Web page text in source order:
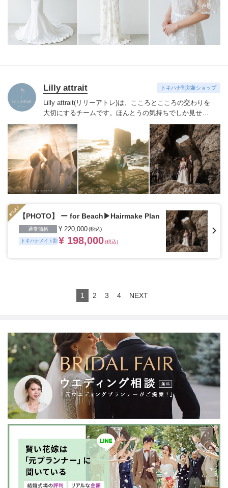
Lilly attrait トキハナ割対象ショップ
Lilly attrait(リリーアトレ)は、こころとこころの交わりを
大切にするチームです。 ほんとうの気持ちでしか見せな
い表情や情景を記録することを得意とします。【内容】
(詳細は各種プランをご覧ください)
・事前打ち合わ
せ・・・Zoomにてヒアリングを行います・ロケ地・・・
全国各地(海外出張はお問い合わせください)
・Photo（前
撮）・・・全データレタッチ(150~300枚)・ウェルカムボ
ード作成・Movie（前撮）・・・通常撮影＋ドローン撮
影(2~3分)・Movie（当日）・・・当日ダイジェスト(8~30
分)・Movie（当日）・・・当日エンドロール(2~3分)・
提案・ドレス試着OK)・Tuxedo Rental・・・ジャケット
＋パンツ＋ベスト＋タイ
・Hair Make・・・ヒアリングで
一番好きなスタイルを一緒に見つけましょう
【PHOTO】 ー for Beach▶︎Hairmake Plan
通常価格 ¥ 220,000(税込)
トキハナメイト割 ¥ 198,000(税込)
1 2 3 4 NEXT